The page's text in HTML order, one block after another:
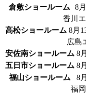
倉敷ショールーム
8
香川
高松ショールーム 8月
広島
安佐南ショールーム 8
五日市ショールーム 8
福山ショールーム
8
福